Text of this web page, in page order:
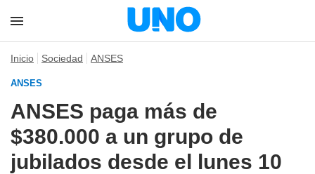
Inicio Sociedad ANSES
ANSES
ANSES paga más de
$380.000 a un grupo de
jubilados desde el lunes 10